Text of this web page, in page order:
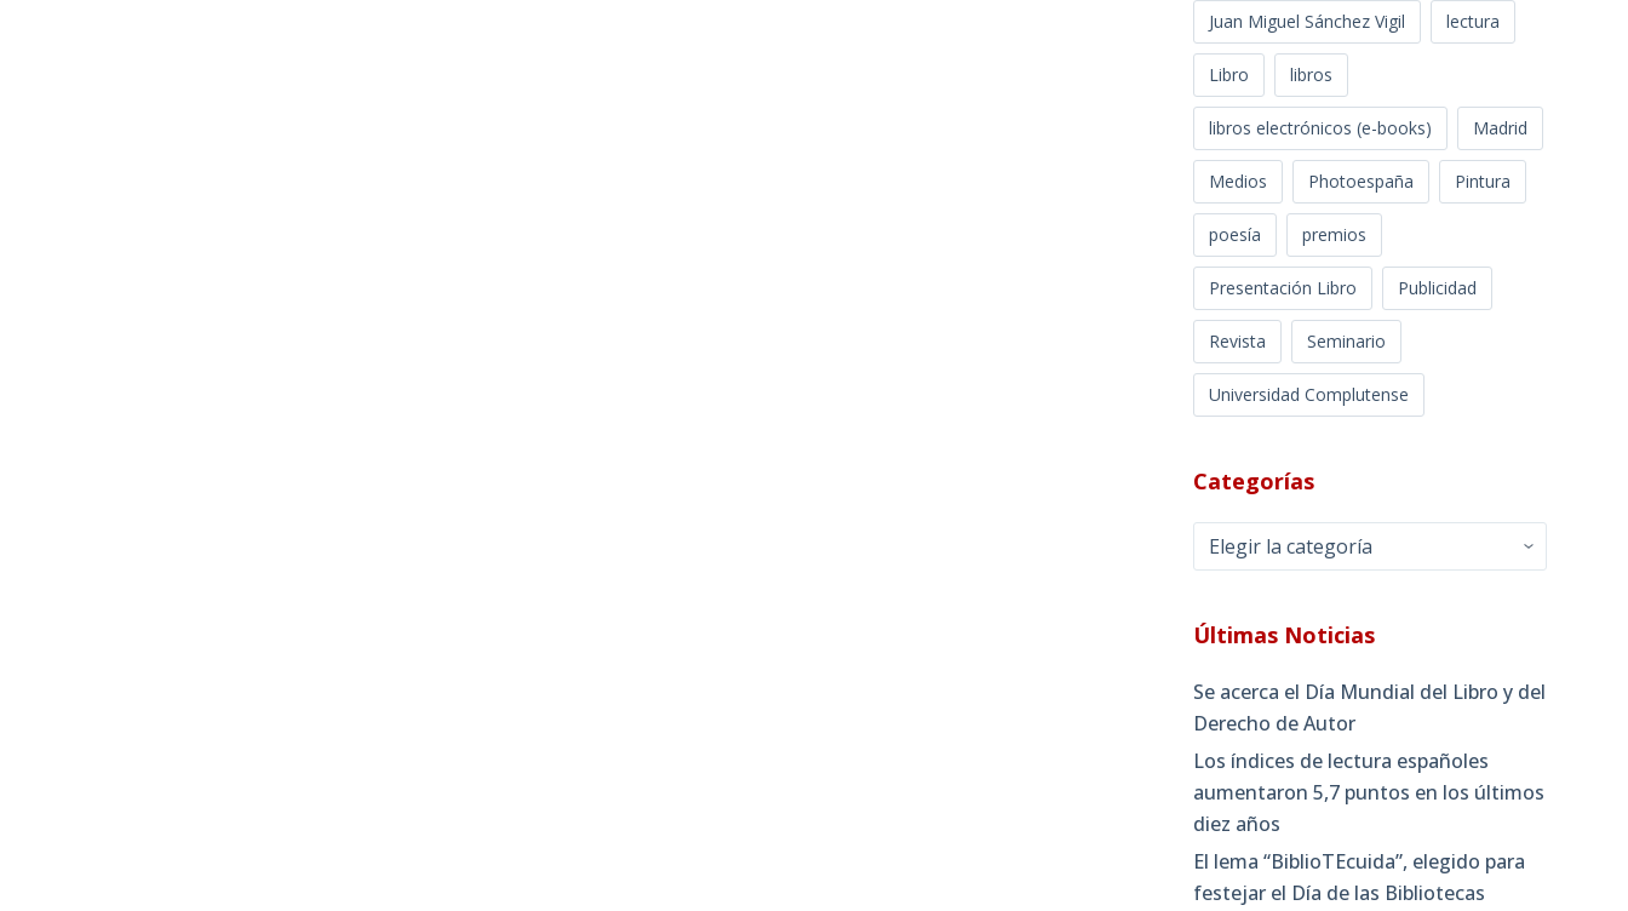
Juan Miguel Sánchez Vigil lectura
Libro libros
libros electrónicos (e-books) Madrid
Medios Photoespaña Pintura
poesía premios
Presentación Libro Publicidad
Revista Seminario
Universidad Complutense
Categorías
Categorías
Últimas Noticias
Se acerca el Día Mundial del Libro y del
Derecho de Autor
Los índices de lectura españoles
aumentaron 5,7 puntos en los últimos
diez años
El lema “BiblioTEcuida”, elegido para
festejar el Día de las Bibliotecas